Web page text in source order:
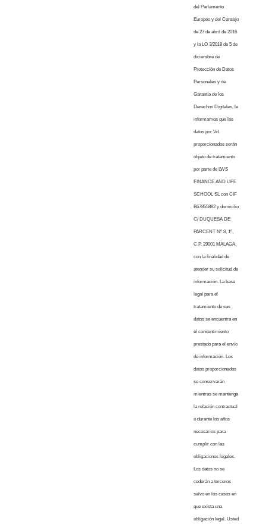
del Parlamento
Europeo y del Consejo
de 27 de abril de 2016
y la LO 3/2018 de 5 de
diciembre de
Protección de Datos
Personales y de
Garantía de los
Derechos Digitales, le
informamos que los
datos por Vd.
proporcionados serán
objeto de tratamiento
por parte de LWS
FINANCE AND LIFE
SCHOOL SL con CIF
B67855882 y domicilio
C/ DUQUESA DE
PARCENT Nº 8, 1º,
C.P. 29001 MALAGA,
con la finalidad de
atender su solicitud de
información. La base
legal para el
tratamiento de sus
datos se encuentra en
el consentimiento
prestado para el envío
de información. Los
datos proporcionados
se conservarán
mientras se mantenga
la relación contractual
o durante los años
necesarios para
cumplir con las
obligaciones legales.
Los datos no se
cederán a terceros
salvo en los casos en
que exista una
obligación legal. Usted